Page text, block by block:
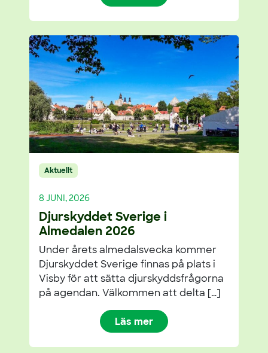
Aktuellt
8 JUNI, 2026
Djurskyddet Sverige i
Almedalen 2026
Under årets almedalsvecka kommer
Djurskyddet Sverige finnas på plats i
Visby för att sätta djurskyddsfrågorna
på agendan. Välkommen att delta […]
Läs mer